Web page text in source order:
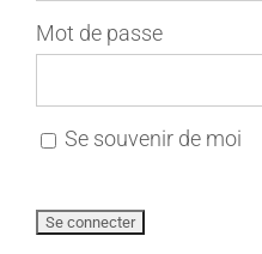
Mot de passe
Se souvenir de moi